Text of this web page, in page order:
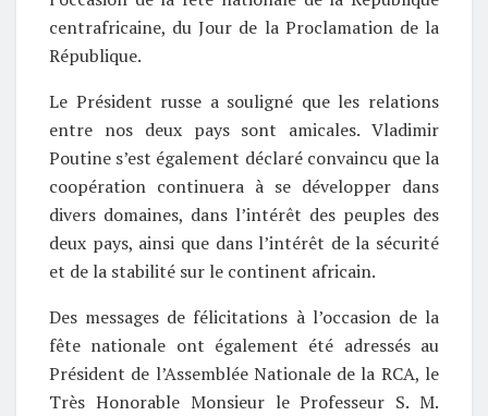
centrafricaine, du Jour de la Proclamation de la
République.
Le Président russe a souligné que les relations
entre nos deux pays sont amicales. Vladimir
Poutine s’est également déclaré convaincu que la
coopération continuera à se développer dans
divers domaines, dans l’intérêt des peuples des
deux pays, ainsi que dans l’intérêt de la sécurité
et de la stabilité sur le continent africain.
Des messages de félicitations à l’occasion de la
fête nationale ont également été adressés au
Président de l’Assemblée Nationale de la RCA, le
Très Honorable Monsieur le Professeur S. M.